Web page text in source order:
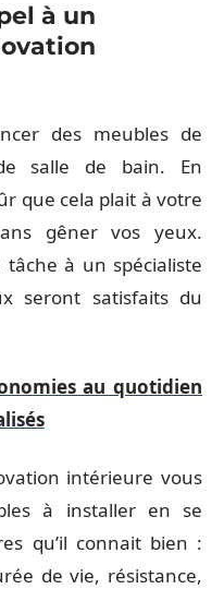
à un
des meubles de
salle de bain. En
que cela plait à votre
gêner vos yeux.
à un spécialiste
seront satisfaits du
au quotidien
intérieure vous
à installer en se
qu’il connait bien :
de vie, résistance,